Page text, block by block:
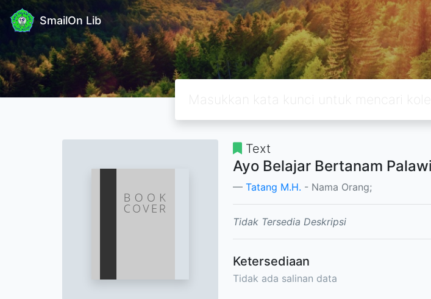
SmailOn Lib
Text
Ayo Belajar Bertanam
Tatang M.H. - Nama Orang;
Tidak Tersedia Deskripsi
Ketersediaan
Tidak ada salinan data